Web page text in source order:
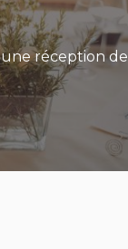
réception de